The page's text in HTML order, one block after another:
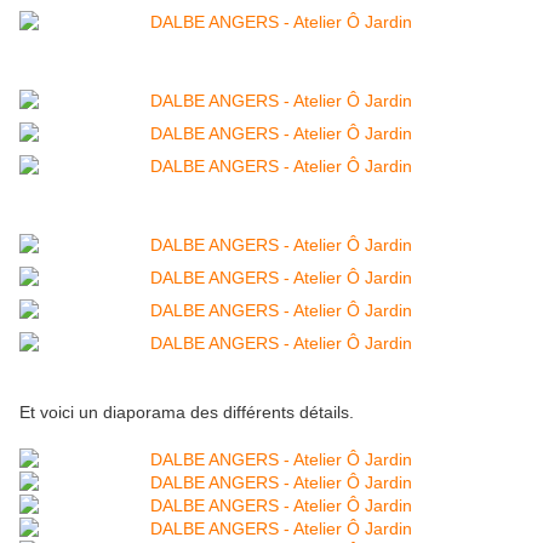
Et voici un diaporama des différents détails.